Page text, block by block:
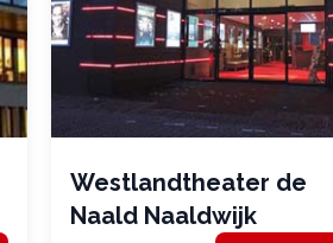
Westlandtheater de
Naald Naaldwijk